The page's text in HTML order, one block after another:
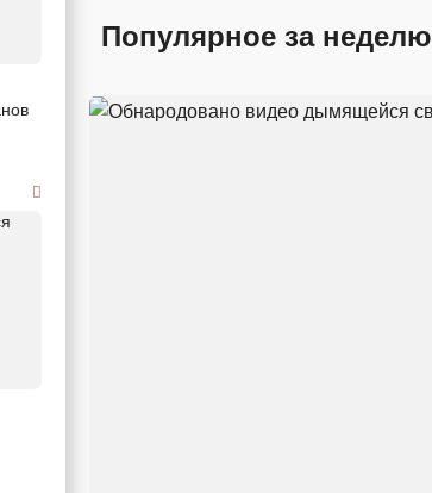
Популярное за неделю